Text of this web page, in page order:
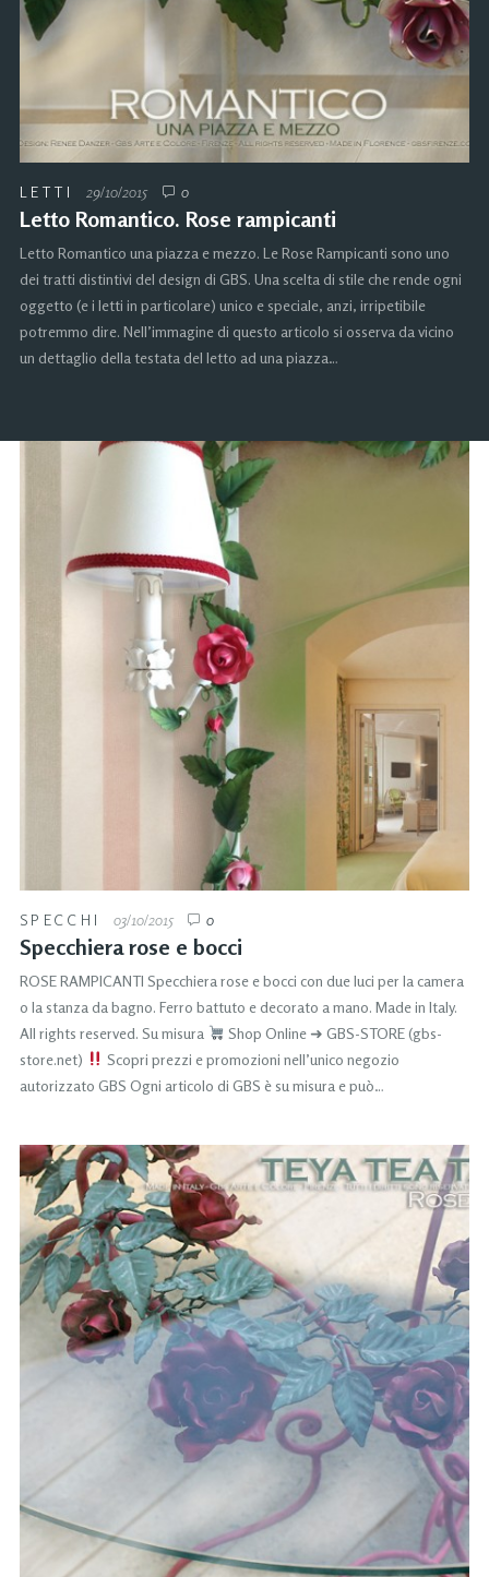
LETTI 29/10/2015 0
Letto Romantico. Rose rampicanti
Letto Romantico una piazza e mezzo. Le Rose Rampicanti sono uno
dei tratti distintivi del design di GBS. Una scelta di stile che rende ogni
oggetto (e i letti in particolare) unico e speciale, anzi, irripetibile
potremmo dire. Nell’immagine di questo articolo si osserva da vicino
un dettaglio della testata del letto ad una piazza…
SPECCHI 03/10/2015 0
Specchiera rose e bocci
ROSE RAMPICANTI Specchiera rose e bocci con due luci per la camera
o la stanza da bagno. Ferro battuto e decorato a mano. Made in Italy.
All rights reserved. Su misura
Shop Online ➜ GBS-STORE (gbs-
store.net)
Scopri prezzi e promozioni nell’unico negozio
autorizzato GBS Ogni articolo di GBS è su misura e può…